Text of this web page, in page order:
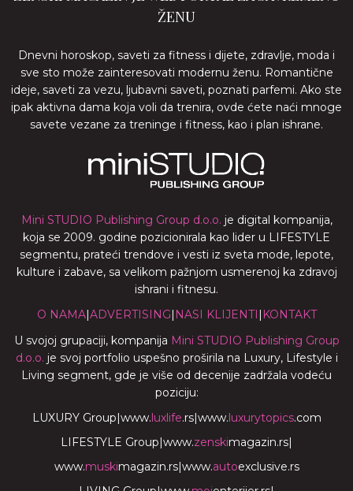
ŽENU
Dnevni horoskop, saveti za fitness i dijete, zdravlje, moda i
sve sto može zainteresovati modernu ženu. Romantične
ideje, saveti za vezu, ljubavni saveti, poznati parfemi. Ako ste
ipak aktivna dama koja voli da trenira, ovde ćete naći mnoge
savete vezane za treninge i fitness, kao i plan ishrane.
Mini STUDIO Publishing Group d.o.o. je digital kompanija,
koja se 2009. godine pozicionirala kao lider u LIFESTYLE
segmentu, prateći trendove i vesti iz sveta mode, lepote,
kulture i zabave, sa velikom pažnjom usmerenoj ka zdravoj
ishrani i fitnesu.
O NAMA|ADVERTISING| NASI KLIJENTI | KONTAKT
U svojoj grupaciji, kompanija Mini STUDIO Publishing Group
d.o.o. je svoj portfolio uspešno proširila na Luxury, Lifestyle i
Living segment, gde je više od decenije zadržala vodeću
poziciju:
LUXURY Group|www.luxlife.rs|www.luxurytopics.com
LIFESTYLE Group|www.zenskimagazin.rs|
www.muskimagazin.rs|www.autoexclusive.rs